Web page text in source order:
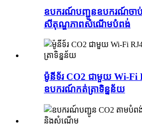
ឧបករណ៍បញ្ជូនឧបករណ៍ចា
សីតុណ្ហភាពសំណើមបំពង់
ម៉ូនីទ័រ CO2 ជាមួយ Wi-Fi
ឧបករណ៍កត់ត្រាទិន្នន័យ